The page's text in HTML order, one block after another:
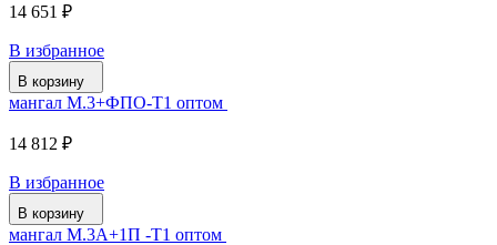
14 651 ₽
В избранное
В корзину
мангал М.3+ФПО-Т1 оптом
14 812 ₽
В избранное
В корзину
мангал М.3А+1П -Т1 оптом